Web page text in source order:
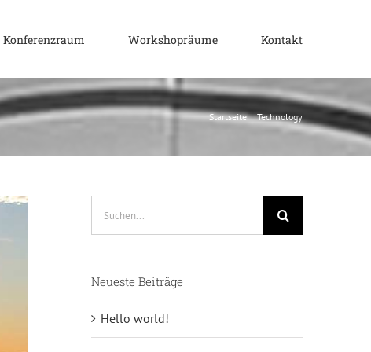
Konferenzraum Workshopräume Kontakt
Startseite | Technology
Neueste Beiträge
Hello world!